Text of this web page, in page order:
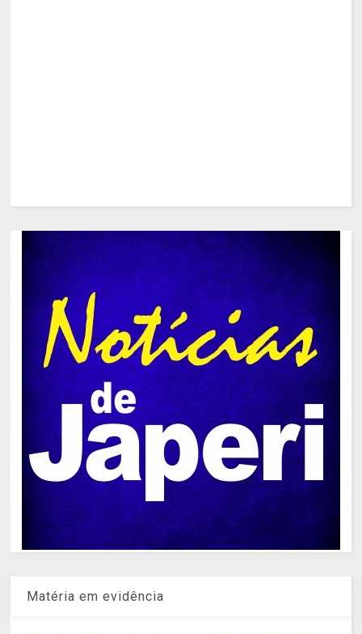
Matéria em evidência